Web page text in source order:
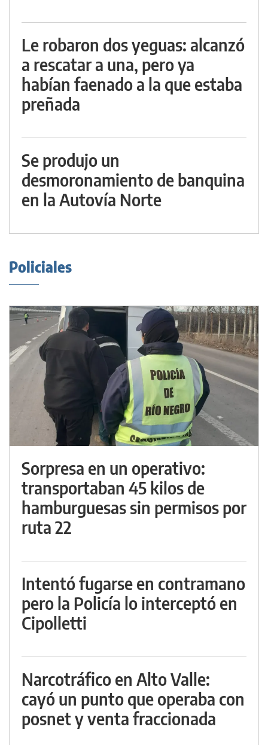
Le robaron dos yeguas: alcanzó
a rescatar a una, pero ya
habían faenado a la que estaba
preñada
Se produjo un
desmoronamiento de banquina
en la Autovía Norte
Policiales
Sorpresa en un operativo:
transportaban 45 kilos de
hamburguesas sin permisos por
ruta 22
Intentó fugarse en contramano
pero la Policía lo interceptó en
Cipolletti
Narcotráfico en Alto Valle:
cayó un punto que operaba con
posnet y venta fraccionada